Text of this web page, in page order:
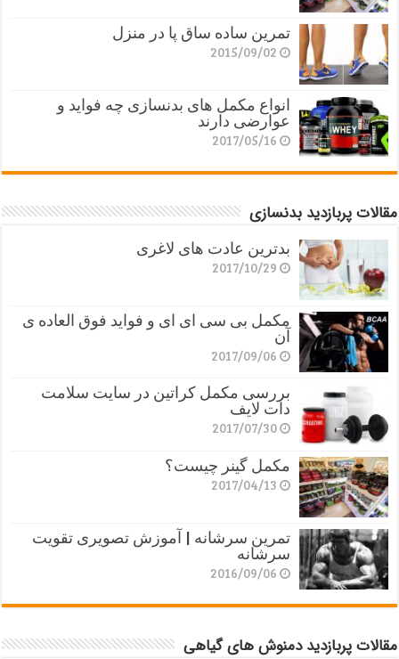
تمرین ساده ساق پا در منزل
2015/09/02
انواع مکمل های بدنسازی چه فواید و
عوارضی دارند
2017/05/16
مقالات پربازدید بدنسازی
بدترین عادت های لاغری
2017/10/29
مکمل بی سی ای ای و فواید فوق العاده ی
آن
2017/09/06
بررسی مکمل کراتین در سایت سلامت
دات لایف
2017/07/30
مکمل گینر چیست؟
2017/04/13
تمرین سرشانه | آموزش تصویری تقویت
سرشانه
2016/09/06
مقالات پربازدید دمنوش های گیاهی